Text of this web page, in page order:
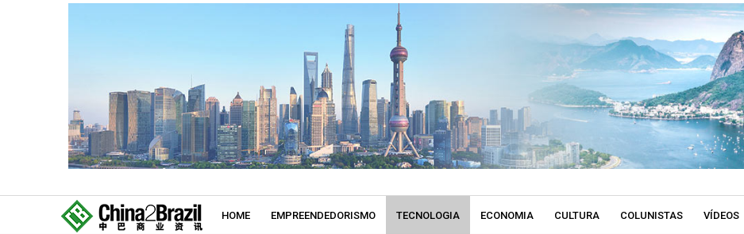
HOME EMPREENDEDORISMO TECNOLOGIA ECONOMIA CULTURA COLUNISTAS VÍDEOS